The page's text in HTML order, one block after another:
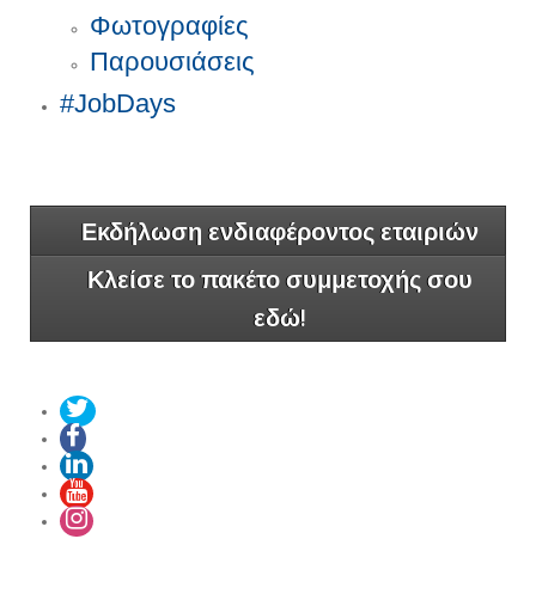
Φωτογραφίες
Παρουσιάσεις
#JobDays
Εκδήλωση ενδιαφέροντος εταιριών
Κλείσε το πακέτο συμμετοχής σου
εδώ!